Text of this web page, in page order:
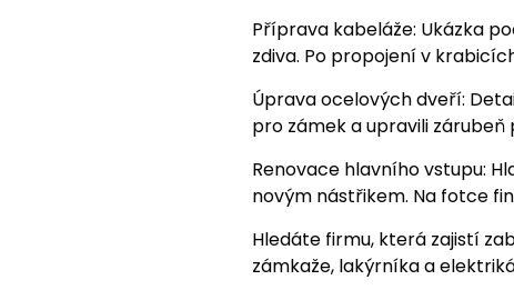
Příprava kabeláže: Ukázka
zdiva. Po propojení v
Úprava ocelových dveří:
pro zámek a upravili
Renovace hlavního vstupu:
novým nástřikem. Na fotce
Hledáte firmu, která zajistí
zámkaže, lakýrníka a